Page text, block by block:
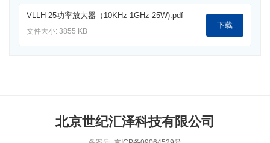
VLLH-25功率放大器（10KHz-1GHz-25W).pdf
文件大小: 3855 KB
下载
北京世纪汇泽科技有限公司